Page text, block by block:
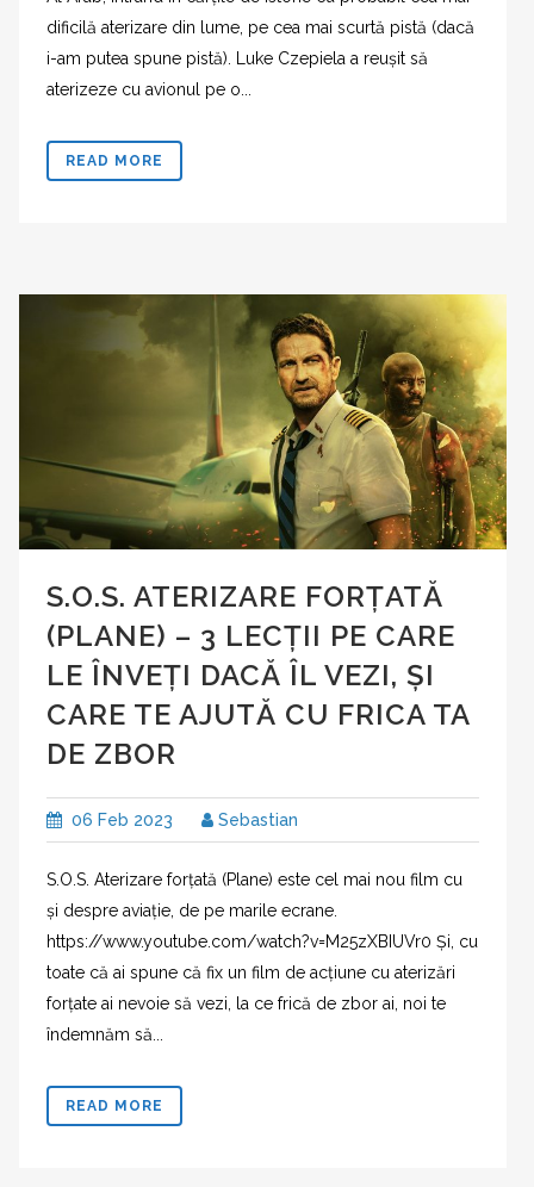
dificilă aterizare din lume, pe cea mai scurtă pistă (dacă
i-am putea spune pistă). Luke Czepiela a reușit să
aterizeze cu avionul pe o...
READ MORE
S.O.S. ATERIZARE FORȚATĂ
(PLANE) – 3 LECȚII PE CARE
LE ÎNVEȚI DACĂ ÎL VEZI, ȘI
CARE TE AJUTĂ CU FRICA TA
DE ZBOR
06 Feb 2023 Sebastian
S.O.S. Aterizare forțată (Plane) este cel mai nou film cu
și despre aviație, de pe marile ecrane.
https://www.youtube.com/watch?v=M25zXBIUVr0 Și, cu
toate că ai spune că fix un film de acțiune cu aterizări
forțate ai nevoie să vezi, la ce frică de zbor ai, noi te
îndemnăm să...
READ MORE